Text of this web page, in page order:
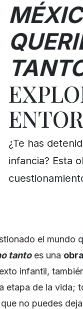
¿Te has
infancia? Esta
el mundo
tantoes una
infantil,
etapa de la vida;
no puedes